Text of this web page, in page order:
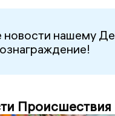
новости нашему
Происшествия